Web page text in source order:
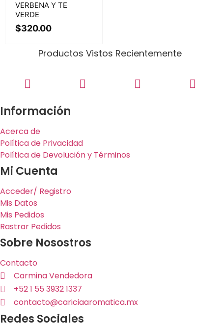
VERBENA Y TE
VERDE
$320.00
Productos Vistos Recientemente
Información
Acerca de
Política de Privacidad
Política de Devolución y Términos
Mi Cuenta
Acceder/ Registro
Mis Datos
Mis Pedidos
Rastrar Pedidos
Sobre Nosostros
Contacto
Carmina Vendedora
+52 1 55 3932 1337
contacto@cariciaaromatica.mx
Redes Sociales